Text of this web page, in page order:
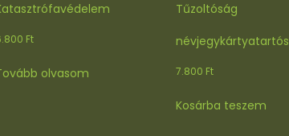
Ft
olvasom
Tűzoltóság
névjegykártyatartós
7.800 Ft
Kosárba teszem